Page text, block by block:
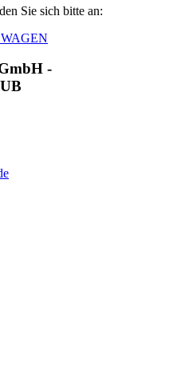
Sie sich bitte an:
-